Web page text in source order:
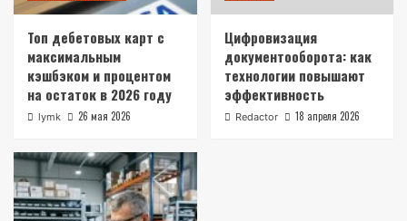
Топ дебетовых карт с
максимальным
кэшбэком и процентом
на остаток в 2026 году
lymk 26 мая 2026
Цифровизация
документооборота: как
технологии повышают
эффективность
Redactor 18 апреля 2026